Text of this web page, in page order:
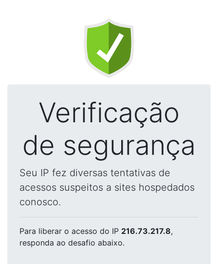
Verificação
de segurança
Seu IP fez diversas tentativas de
acessos suspeitos a sites hospedados
conosco.
Para liberar o acesso do IP 216.73.217.8,
responda ao desafio abaixo.